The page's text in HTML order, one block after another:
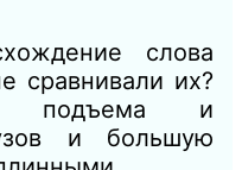
слова
сравнивали их?
подъема и
и большую